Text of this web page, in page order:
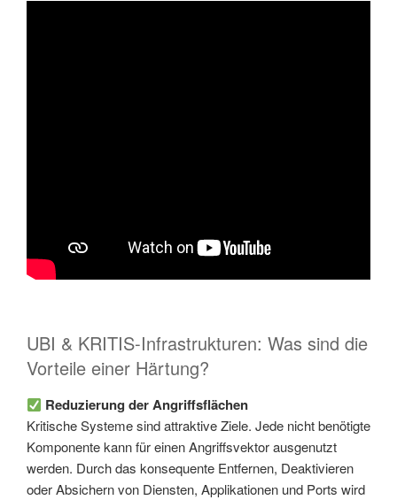
UBI & KRITIS-Infrastrukturen: Was sind die
Vorteile einer Härtung?
Reduzierung der Angriffsflächen
Kritische Systeme sind attraktive Ziele. Jede nicht benötigte
Komponente kann für einen Angriffsvektor ausgenutzt
werden. Durch das konsequente Entfernen, Deaktivieren
oder Absichern von Diensten, Applikationen und Ports wird